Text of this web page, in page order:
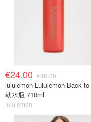
€24.00 €48.00
lululemon Lululemon Back
动水瓶 710ml
lululemon